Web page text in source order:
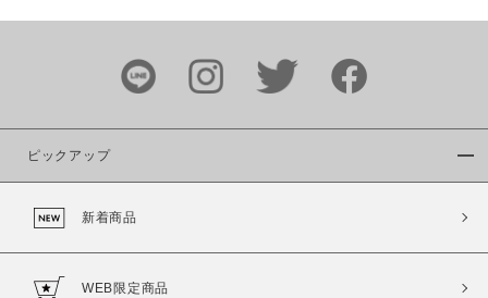
商品タイプ
ピックアップ
新着商品
WEB限定商品